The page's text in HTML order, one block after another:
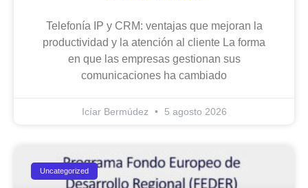
Telefonía IP y CRM: ventajas que mejoran la
productividad y la atención al cliente La forma
en que las empresas gestionan sus
comunicaciones ha cambiado
Icíar Bermúdez 5 agosto 2026
Uncategorized